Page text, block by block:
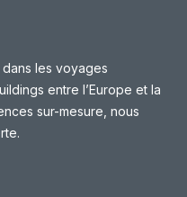
les voyages
entre l’Europe et la
sur-mesure, nous